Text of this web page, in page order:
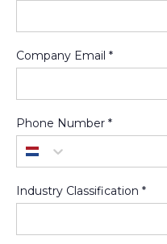
Company Email *
Phone Number *
Industry Classification *